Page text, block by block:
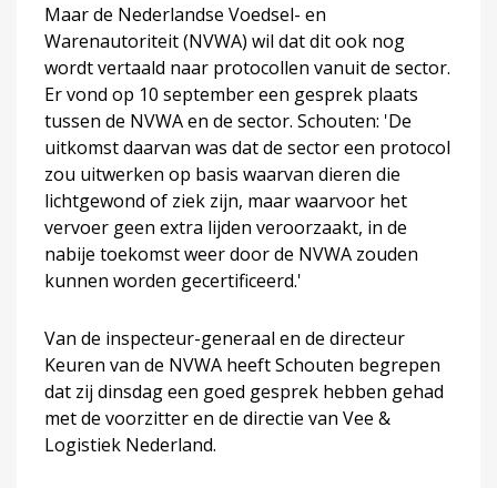
Maar de Nederlandse Voedsel- en
Warenautoriteit (NVWA) wil dat dit ook nog
wordt vertaald naar protocollen vanuit de sector.
Er vond op 10 september een gesprek plaats
tussen de NVWA en de sector. Schouten: 'De
uitkomst daarvan was dat de sector een protocol
zou uitwerken op basis waarvan dieren die
lichtgewond of ziek zijn, maar waarvoor het
vervoer geen extra lijden veroorzaakt, in de
nabije toekomst weer door de NVWA zouden
kunnen worden gecertificeerd.'
Van de inspecteur-generaal en de directeur
Keuren van de NVWA heeft Schouten begrepen
dat zij dinsdag een goed gesprek hebben gehad
met de voorzitter en de directie van Vee &
Logistiek Nederland.